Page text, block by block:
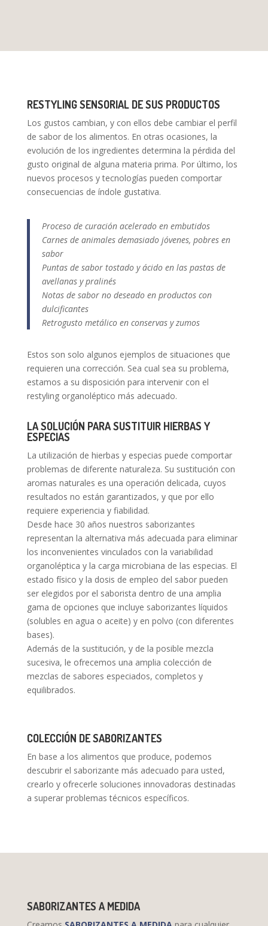
RESTYLING SENSORIAL DE SUS PRODUCTOS
Los gustos cambian, y con ellos debe cambiar el perfil
de sabor de los alimentos. En otras ocasiones, la
evolución de los ingredientes determina la pérdida del
gusto original de alguna materia prima. Por último, los
nuevos procesos y tecnologías pueden comportar
consecuencias de índole gustativa.
Proceso de curación acelerado en embutidos
Carnes de animales demasiado jóvenes, pobres en
sabor
Puntas de sabor tostado y ácido en las pastas de
avellanas y pralinés
Notas de sabor no deseado en productos con
dulcificantes
Retrogusto metálico en conservas y zumos
Estos son solo algunos ejemplos de situaciones que
requieren una corrección. Sea cual sea su problema,
estamos a su disposición para intervenir con el
restyling organoléptico más adecuado.
LA SOLUCIÓN PARA SUSTITUIR HIERBAS Y
ESPECIAS
La utilización de hierbas y especias puede comportar
problemas de diferente naturaleza. Su sustitución con
aromas naturales es una operación delicada, cuyos
resultados no están garantizados, y que por ello
requiere experiencia y fiabilidad.
Desde hace 30 años nuestros saborizantes
representan la alternativa más adecuada para eliminar
los inconvenientes vinculados con la variabilidad
organoléptica y la carga microbiana de las especias. El
estado físico y la dosis de empleo del sabor pueden
ser elegidos por el saborista dentro de una amplia
gama de opciones que incluye saborizantes líquidos
(solubles en agua o aceite) y en polvo (con diferentes
bases).
Además de la sustitución, y de la posible mezcla
sucesiva, le ofrecemos una amplia colección de
mezclas de sabores especiados, completos y
equilibrados.
COLECCIÓN DE SABORIZANTES
En base a los alimentos que produce, podemos
descubrir el saborizante más adecuado para usted,
crearlo y ofrecerle soluciones innovadoras destinadas
a superar problemas técnicos específicos.
SABORIZANTES A MEDIDA